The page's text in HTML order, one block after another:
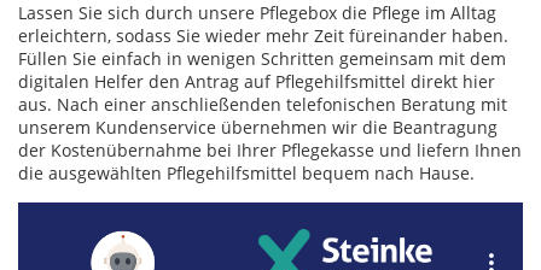
Lassen Sie sich durch unsere Pflegebox die Pflege im Alltag
erleichtern, sodass Sie wieder mehr Zeit füreinander haben.
Füllen Sie einfach in wenigen Schritten gemeinsam mit dem
digitalen Helfer den Antrag auf Pflegehilfsmittel direkt hier
aus. Nach einer anschließenden telefonischen Beratung mit
unserem Kundenservice übernehmen wir die Beantragung
der Kostenübernahme bei Ihrer Pflegekasse und liefern Ihnen
die ausgewählten Pflegehilfsmittel bequem nach Hause.